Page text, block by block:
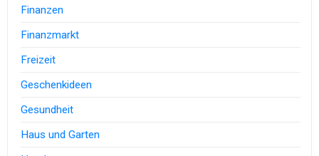
Finanzen
Finanzmarkt
Freizeit
Geschenkideen
Gesundheit
Haus und Garten